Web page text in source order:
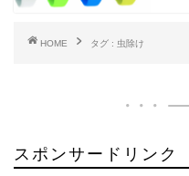
HOME タグ : 虫除け
スポンサードリンク